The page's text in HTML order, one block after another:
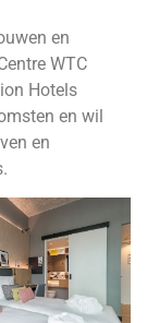
en
WTC
Hotels
en wil
en